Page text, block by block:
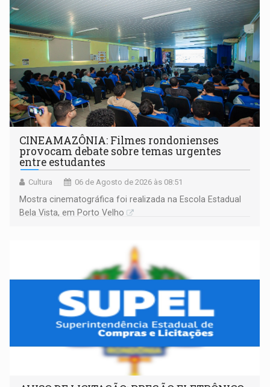
CINEAMAZÔNIA: Filmes rondonienses
provocam debate sobre temas urgentes
entre estudantes
Cultura 06 de Agosto de 2026 às 08:51
Mostra cinematográfica foi realizada na Escola Estadual
Bela Vista, em Porto Velho